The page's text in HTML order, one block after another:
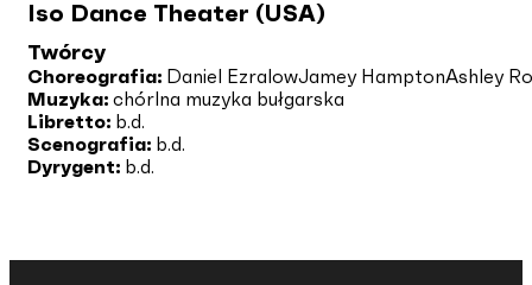
Iso Dance Theater (USA)
Twórcy
Choreografia: Daniel EzralowJamey HamptonAshley
Muzyka: chórlna muzyka bułgarska
Libretto: b.d.
Scenografia: b.d.
Dyrygent: b.d.